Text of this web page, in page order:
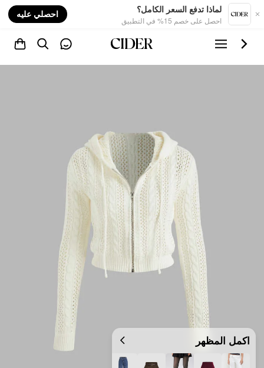
لماذا تدفع السعر الكامل؟
احصل على خصم 15% في التطبيق
احصلي عليه
اكمل المظهر